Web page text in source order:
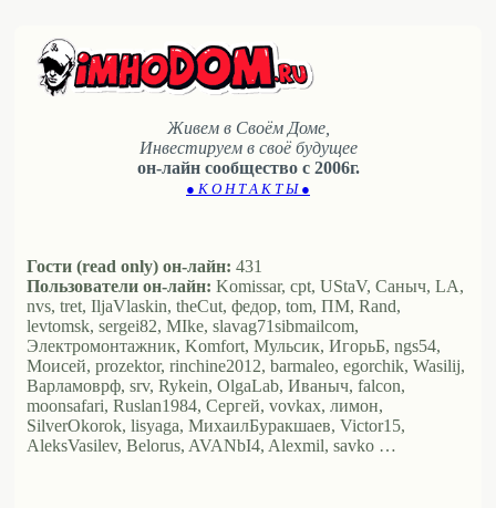
Живем в Своём Доме,
Инвестируем в своё будущее
он-лайн сообщество с 2006г.
● К О Н Т А К Т Ы ●
Гости (read only) он-лайн: 431
Пользователи он-лайн: Komissar, cpt, UStaV, Саныч, LA,
nvs, tret, IljaVlaskin, theCut, федор, tom, ПМ, Rand,
levtomsk, sergei82, MIke, slavag71sibmailcom,
Электромонтажник, Komfort, Мульсик, ИгорьБ, ngs54,
Моисей, prozektor, rinchine2012, barmaleo, egorchik, Wasilij,
Варламоврф, srv, Rykein, OlgaLab, Иваныч, falcon,
moonsafari, Ruslan1984, Сергей, vovkax, лимон,
SilverOkorok, lisyaga, МихаилБуракшаев, Victor15,
AleksVasilev, Belorus, AVANbI4, Alexmil, savko …